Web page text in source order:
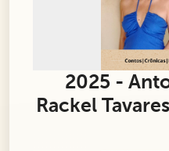
2025 -
Rackel